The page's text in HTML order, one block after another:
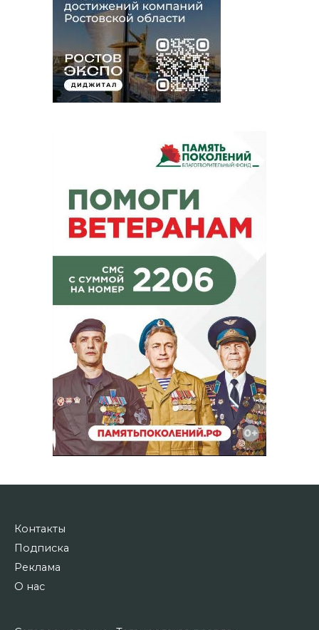
Контакты
Подписка
Реклама
О нас